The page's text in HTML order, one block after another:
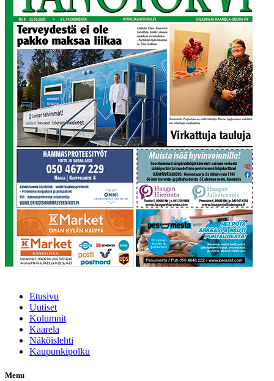
Etusivu
Uutiset
Kolumnit
Kaarela
Näköislehti
Kaupunkipolku
Menu